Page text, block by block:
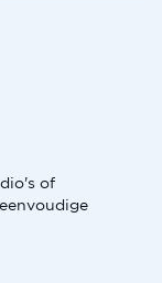
of